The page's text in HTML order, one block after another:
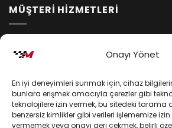
Onayı Yönet
En iyi deneyimleri sunmak için, cihaz
bunlara erişmek amacıyla çerezler gibi
teknolojilere izin vermek, bu sitedeki tarama
benzersiz kimlikler gibi verileri işlememize
vermemek veya onayı geri çekmek, belirli
MÜŞTERİ HİZMETLERİ
Kişisel Verilerin Korunması
Mesafeli Satış Sözleşmesi